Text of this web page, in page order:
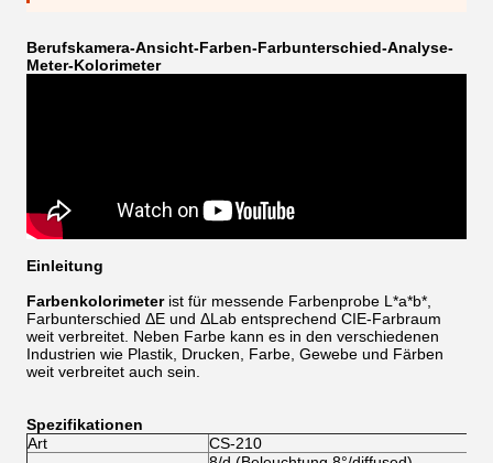
Berufskamera-Ansicht-Farben-Farbunterschied-Analyse-
Meter-Kolorimeter
Einleitung
Farbenkolorimeterist für messende Farbenprobe L*a*b*,
Farbunterschied ΔE und ΔLab entsprechend CIE-Farbraum
weit verbreitet. Neben Farbe kann es in den verschiedenen
Industrien wie Plastik, Drucken, Farbe, Gewebe und Färben
weit verbreitet auch sein
Spezifikationen
Art
CS-210